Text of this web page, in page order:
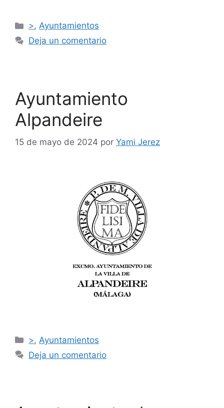
>,Ayuntamientos
Deja un comentario
Ayuntamiento
Alpandeire
15 de mayo de 2024 por Yami Jerez
>, Ayuntamientos
Deja un comentario